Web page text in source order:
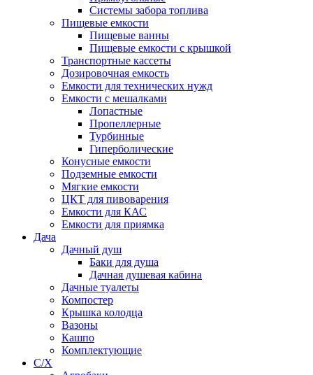
Системы забора топлива
Пищевые емкости
Пищевые ванны
Пищевые емкости с крышкой
Транспортные кассеты
Дозировочная емкость
Емкости для технических нужд
Емкости с мешалками
Лопастные
Пропеллерные
Турбинные
Гиперболические
Конусные емкости
Подземные емкости
Мягкие емкости
ЦКТ для пивоварения
Емкости для КАС
Емкости для приямка
Дача
Дачный душ
Баки для душа
Дачная душевая кабина
Дачные туалеты
Компостер
Крышка колодца
Вазоны
Кашпо
Комплектующие
С/Х